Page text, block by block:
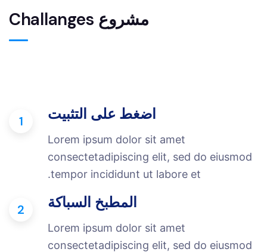
مشروع Challanges
اضغط على التثبيت
Lorem ipsum dolor sit amet
consectetadipiscing elit, sed do eiusmod
tempor incididunt ut labore et.
المطبخ السباكة
Lorem ipsum dolor sit amet
consectetadipiscing elit, sed do eiusmod